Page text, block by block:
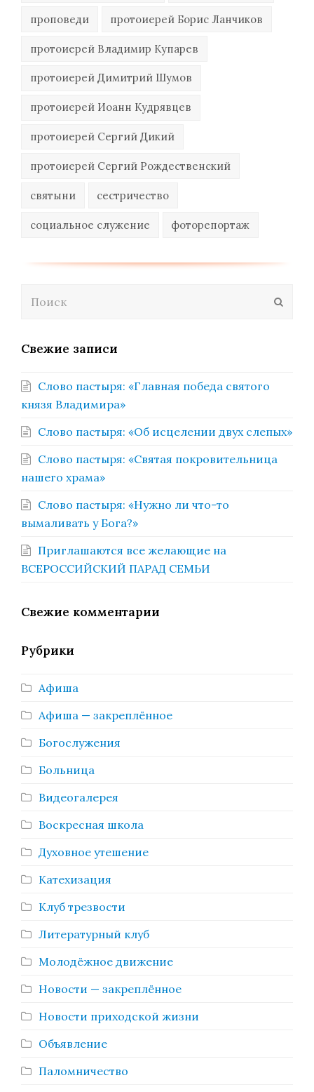
проповеди протоиерей Борис Ланчиков
протоиерей Владимир Купарев
протоиерей Димитрий Шумов
протоиерей Иоанн Кудрявцев
протоиерей Сергий Дикий
протоиерей Сергий Рождественский
святыни сестричество
социальное служение фоторепортаж
Свежие записи
Слово пастыря: «Главная победа святого
князя Владимира»
Слово пастыря: «Об исцелении двух слепых»
Слово пастыря: «Святая покровительница
нашего храма»
Слово пастыря: «Нужно ли что-то
вымаливать у Бога?»
Приглашаются все желающие на
ВСЕРОССИЙСКИЙ ПАРАД СЕМЬИ
Свежие комментарии
Рубрики
Афиша
Афиша — закреплённое
Богослужения
Больница
Видеогалерея
Воскресная школа
Духовное утешение
Катехизация
Клуб трезвости
Литературный клуб
Молодёжное движение
Новости — закреплённое
Новости приходской жизни
Объявление
Паломничество